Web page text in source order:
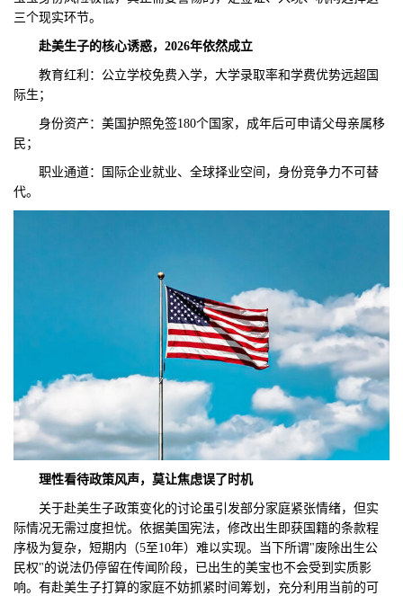
三个现实环节。
赴美生子的核心诱惑，2026年依然成立
教育红利：公立学校免费入学，大学录取率和学费优势远超国
际生；
身份资产：美国护照免签180个国家，成年后可申请父母亲属移
民；
职业通道：国际企业就业、全球择业空间，身份竞争力不可替
代。
理性看待政策风声，莫让焦虑误了时机
关于赴美生子政策变化的讨论虽引发部分家庭紧张情绪，但实
际情况无需过度担忧。依据美国宪法，修改出生即获国籍的条款程
序极为复杂，短期内（5至10年）难以实现。当下所谓"废除出生公
民权"的说法仍停留在传闻阶段，已出生的美宝也不会受到实质影
响。有赴美生子打算的家庭不妨抓紧时间筹划，充分利用当前的可